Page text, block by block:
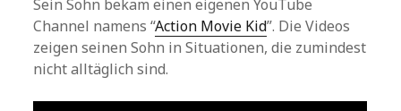
Sein Sohn bekam einen eigenen YouTube
Channel namens “Action Movie Kid”. Die Videos
zeigen seinen Sohn in Situationen, die zumindest
nicht alltäglich sind.